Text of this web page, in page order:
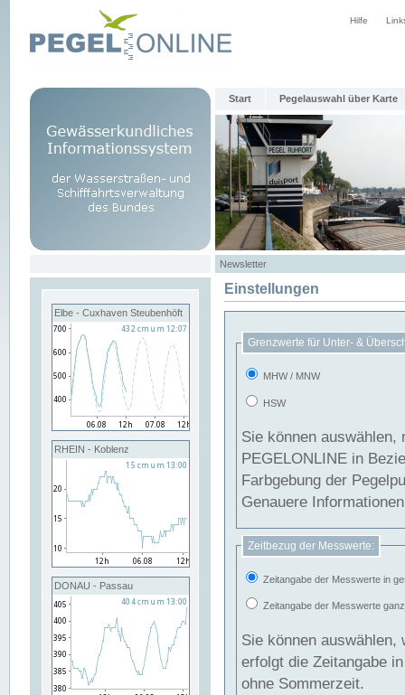
Hilfe
Start Pegelauswahl über Karte
Newsletter
Elbe - Cuxhaven Steubenhöft
RHEIN - Koblenz
DONAU - Passau
Einstellungen
Grenzwerte für Unter- &
MHW / MNW
HSW
Sie können
PEGELONLINE in Beziehung
Farbgebung der
Genauere
Zeitbezug der Messwerte:
Zeitangabe der Messwerte in
Zeitangabe der Messwerte
Sie können auswählen,
erfolgt die Zeitangabe
ohne Sommerzeit.